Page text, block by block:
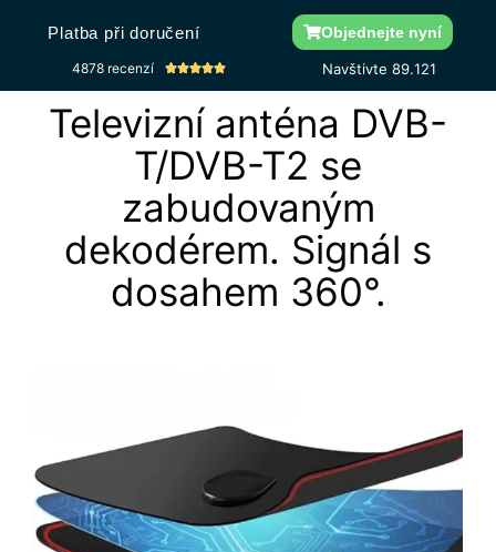
Platba při doručení Objednejte nyní
4878 recenzí  Navštivte 89.121
Televizní anténa DVB-
T/DVB-T2 se
zabudovaným
dekodérem. Signál s
dosahem 360°.